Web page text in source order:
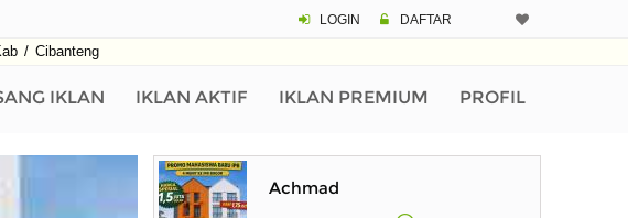
LOGIN DAFTAR
/ Cibanteng
IKLAN IKLAN AKTIF IKLAN PREMIUM PROFIL
Achmad